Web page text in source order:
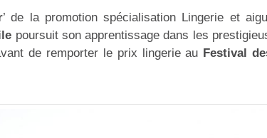
’ de la promotion spécialisation Lingerie et
poursuit son apprentissage dans les
de remporter le prix lingerie au Festival